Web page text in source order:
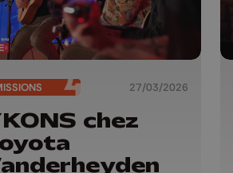
27/03/2026
chez